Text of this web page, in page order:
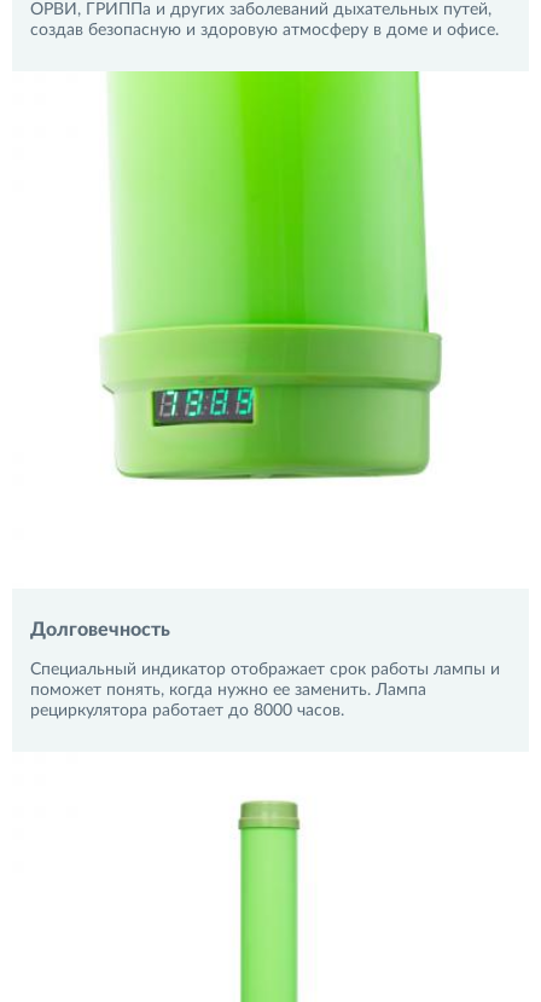
ОРВИ, ГРИППа и других заболеваний дыхательных путей,
создав безопасную и здоровую атмосферу в доме и офисе.
Долговечность
Специальный индикатор отображает срок работы лампы и
поможет понять, когда нужно ее заменить. Лампа
рециркулятора работает до 8000 часов.